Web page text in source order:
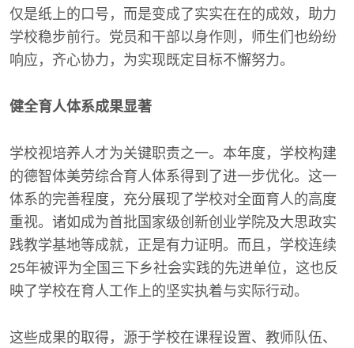
仅是纸上的口号，而是变成了实实在在的成效，助力
学校稳步前行。党员和干部以身作则，师生们也纷纷
响应，齐心协力，为实现既定目标不懈努力。
健全育人体系成果显著
学校视培养人才为关键职责之一。本年度，学校构建
的德智体美劳综合育人体系得到了进一步优化。这一
体系的完善程度，充分展现了学校对全面育人的高度
重视。诸如成为首批国家级创新创业学院及大思政实
践教学基地等成就，正是有力证明。而且，学校连续
25年被评为全国三下乡社会实践的先进单位，这也反
映了学校在育人工作上的坚实执着与实际行动。
这些成果的取得，源于学校在课程设置、教师队伍、